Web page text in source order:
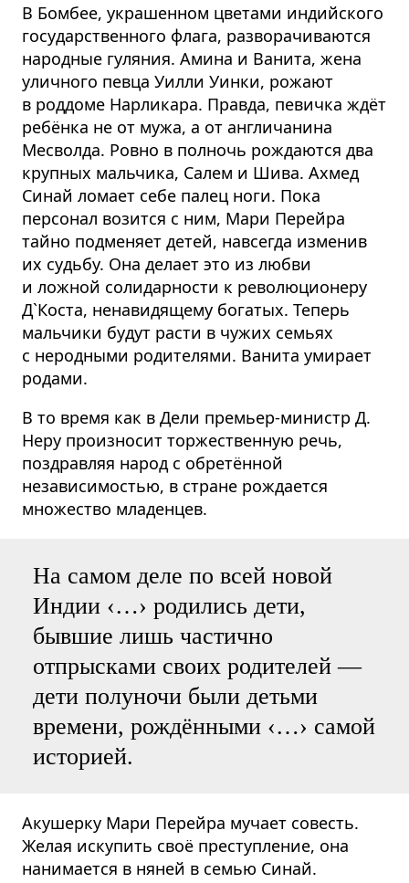
В Бомбее, украшенном цветами индийского
государственного флага, разворачиваются
народные гуляния. Амина и Ванита, жена
уличного певца Уилли Уинки, рожают
в роддоме Нарликара. Правда, певичка ждёт
ребёнка не от мужа, а от англичанина
Месволда. Ровно в полночь рождаются два
крупных мальчика, Салем и Шива. Ахмед
Синай ломает себе палец ноги. Пока
персонал возится с ним, Мари Перейра
тайно подменяет детей, навсегда изменив
их судьбу. Она делает это из любви
и ложной солидарности к революционеру
Д`Коста, ненавидящему богатых. Теперь
мальчики будут расти в чужих семьях
с неродными родителями. Ванита умирает
родами.
В то время как в Дели премьер-министр Д.
Неру произносит торжественную речь,
поздравляя народ с обретённой
независимостью, в стране рождается
множество младенцев.
На самом деле по всей новой
Индии ‹…› родились дети,
бывшие лишь частично
отпрысками своих родителей —
дети полуночи были детьми
времени, рождёнными ‹…› самой
историей.
Акушерку Мари Перейра мучает совесть.
Желая искупить своё преступление, она
нанимается в няней в семью Синай.